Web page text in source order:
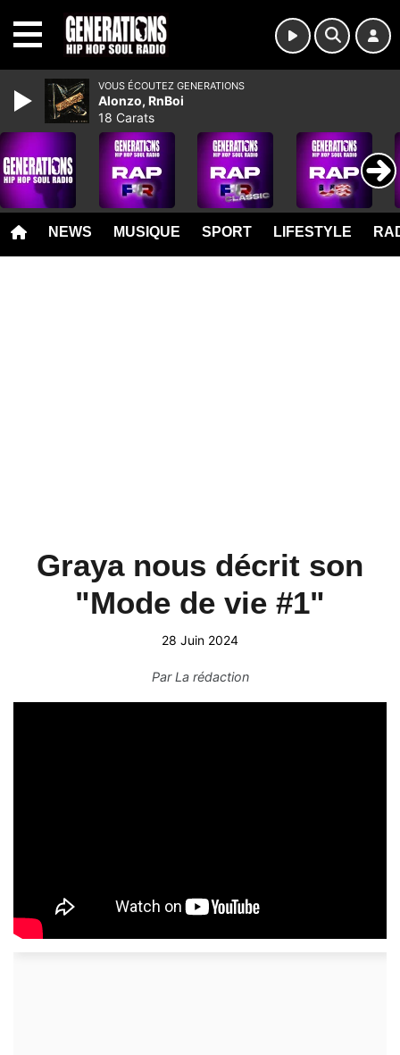
NEWS MUSIQUE SPORT LIFESTYLE
Graya nous décrit son
"Mode de vie #1"
28 Juin 2024
ParLa rédaction
VOUS ÉCOUTEZ GENERATIONS
Alonzo, RnBoi
18 Carats